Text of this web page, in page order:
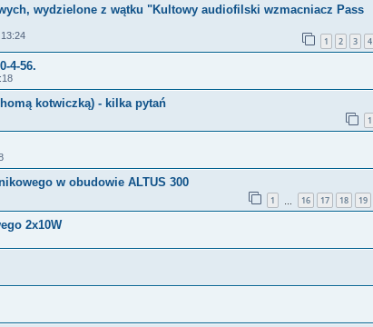
wydzielone z wątku "Kultowy audiofilski wzmacniacz Pass
1 2 3 4
4-56.
kotwiczką) - kilka pytań
1
w obudowie ALTUS 300
1 16 17 18 19
2x10W